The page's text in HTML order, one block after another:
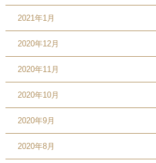
2021年1月
2020年12月
2020年11月
2020年10月
2020年9月
2020年8月